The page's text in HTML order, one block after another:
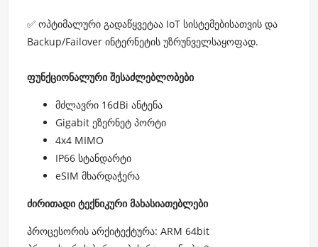
✅ ოპტიმალური გადაწყვეტაა IoT სისტემებისათვის და
Backup/Failover ინტერნეტის უზრუნველსაყოფად.
ფუნქციონალური შესაძლებლობები
მძლავრი 16dBi ანტენა
Gigabit ეზერნეტ პორტი
4x4 MIMO
IP66 სტანდარტი
eSIM მხარდაჭერა
ძირითადი ტექნიკური მახასიათებლები
პროცესორის არქიტექტურა: ARM 64bit